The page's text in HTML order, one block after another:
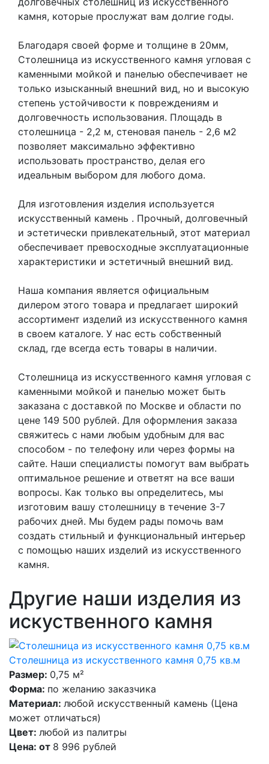
камня, которые прослужат вам долгие годы.
Благодаря своей форме и толщине в 20мм,
Столешница из искусственного камня угловая с
каменными мойкой и панелью обеспечивает не
только изысканный внешний вид, но и высокую
степень устойчивости к повреждениям и
долговечность использования. Площадь в
столешница - 2,2 м, стеновая панель - 2,6 м2
позволяет максимально эффективно
использовать пространство, делая его
идеальным выбором для любого дома.
Для изготовления изделия используется
искусственный камень . Прочный, долговечный
и эстетически привлекательный, этот материал
обеспечивает превосходные эксплуатационные
характеристики и эстетичный внешний вид.
Наша компания является официальным
дилером этого товара и предлагает широкий
ассортимент изделий из искусственного камня
в своем каталоге. У нас есть собственный
склад, где всегда есть товары в наличии.
Столешница из искусственного камня угловая с
каменными мойкой и панелью может быть
заказана с доставкой по Москве и области по
цене 149 500 рублей. Для оформления заказа
свяжитесь с нами любым удобным для вас
способом - по телефону или через формы на
сайте. Наши специалисты помогут вам выбрать
оптимальное решение и ответят на все ваши
вопросы. Как только вы определитесь, мы
изготовим вашу столешницу в течение 3-7
рабочих дней. Мы будем рады помочь вам
создать стильный и функциональный интерьер
с помощью наших изделий из искусственного
камня.
Другие наши изделия из
искуственного камня
Столешница из искусственного камня 0,75 кв.м
Размер: 0,75 м²
Форма: по желанию заказчика
Материал: любой искусственный камень (Цена
может отличаться)
Цвет: любой из палитры
Цена: от 8 996 рублей